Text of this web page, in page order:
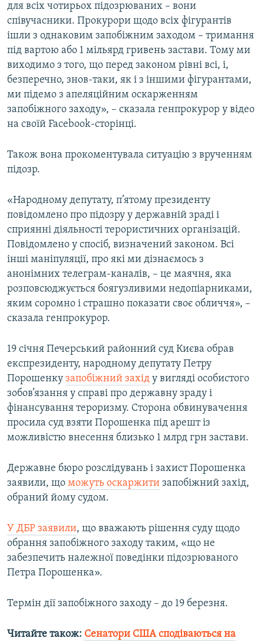
Усі сайти RFE/RL
для всіх чотирьох підозрюваних – вони
співучасники. Прокурори щодо всіх фігурантів
ішли з однаковим запобіжним заходом – тримання
під вартою або 1 мільярд гривень застави. Тому ми
виходимо з того, що перед законом рівні всі, і,
безперечно, знов-таки, як і з іншими фігурантами,
ми підемо з апеляційним оскарженням
запобіжного заходу», – сказала генпрокурор у відео
на своїй Facebook-сторінці.
Також вона прокоментувала ситуацію з врученням
підозр.
«Народному депутату, п’ятому президенту
повідомлено про підозру у державній зраді і
сприянні діяльності терористичних організацій.
Повідомлено у спосіб, визначений законом. Всі
інші маніпуляції, про які ми дізнаємось з
анонімних телеграм-каналів, – це маячня, яка
розповсюджується боягузливими недопіарниками,
яким соромно і страшно показати своє обличчя», –
сказала генпрокурор.
19 січня Печерський районний суд Києва обрав
експрезиденту, народному депутату Петру
Порошенку запобіжний захід у вигляді особистого
зобов’язання у справі про державну зраду і
фінансування тероризму. Сторона обвинувачення
просила суд взяти Порошенка під арешт із
можливістю внесення близько 1 млрд грн застави.
Державне бюро розслідувань і захист Порошенка
заявили, що можуть оскаржити запобіжний захід,
обраний йому судом.
У ДБР заявили, що вважають рішення суду щодо
обрання запобіжного заходу таким, «що не
забезпечить належної поведінки підозрюваного
Петра Порошенка».
Термін дії запобіжного заходу – до 19 березня.
Читайте також: Сенатори США сподіваються на